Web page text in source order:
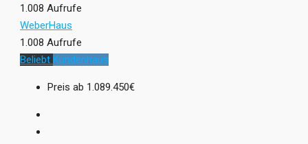
1.008 Aufrufe
WeberHaus
1.008 Aufrufe
Beliebt Kundenhaus
Preis ab 1.089.450€